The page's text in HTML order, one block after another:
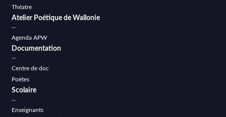
Théatre
Atelier Poétique de Wallonie
Agenda APW
Documentation
Centre de doc
Poètes
Scolaire
Enseignants